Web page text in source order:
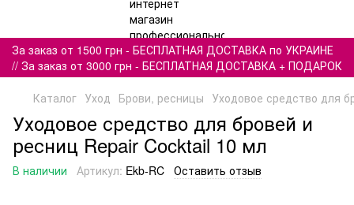
За заказ от 1500 грн - БЕСПЛАТНАЯ ДОСТАВКА по УКРАИНЕ
// За заказ от 3000 грн - БЕСПЛАТНАЯ ДОСТАВКА + ПОДАРОК
Каталог Уход Брови, ресницы Уходовое средство для
Уходовое средство для бровей и
ресниц Repair Cocktail 10 мл
В наличии Артикул: Ekb-RC Оставить отзыв